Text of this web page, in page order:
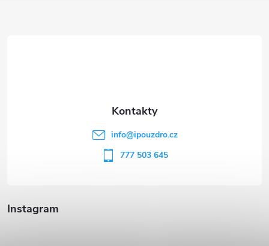
Instagram
info@ipouzdro.cz
777 503 645